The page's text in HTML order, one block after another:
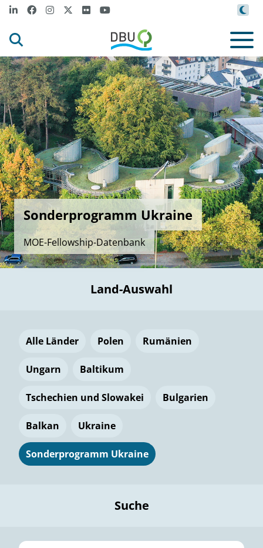
Sonderprogramm Ukraine
MOE-Fellowship-Datenbank
Land-Auswahl
Alle Länder Polen Rumänien
Ungarn Baltikum
Tschechien und Slowakei Bulgarien
Balkan Ukraine
Sonderprogramm Ukraine
Suche